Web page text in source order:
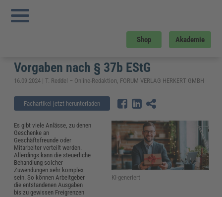
Shop Akademie
Sie sind hier:
an Geschäftsfreunde und Mitarbeiter: Steuerrechtliche Vorgaben nach § 37b
EStG
Geschenke an Geschäftsfreunde und
Mitarbeiter: Steuerrechtliche
Vorgaben nach § 37b EStG
16.09.2024 | T. Reddel – Online-Redaktion, FORUM VERLAG HERKERT GMBH
Fachartikel jetzt herunterladen
KI-generiert
Es gibt viele Anlässe, zu denen
Geschenke an
Geschäftsfreunde oder
Mitarbeiter verteilt werden.
Allerdings kann die steuerliche
Behandlung solcher
Zuwendungen sehr komplex
sein. So können Arbeitgeber
die entstandenen Ausgaben
bis zu gewissen Freigrenzen